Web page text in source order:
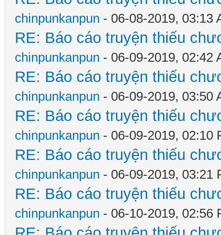
chinpunkanpun - 06-08-2019, 03:13
RE: Báo cáo truyện thiếu
chinpunkanpun - 06-09-2019, 02:42
RE: Báo cáo truyện thiếu
chinpunkanpun - 06-09-2019, 03:50
RE: Báo cáo truyện thiếu
chinpunkanpun - 06-09-2019, 02:10
RE: Báo cáo truyện thiếu
chinpunkanpun - 06-09-2019, 03:21
RE: Báo cáo truyện thiếu
chinpunkanpun - 06-10-2019, 02:56